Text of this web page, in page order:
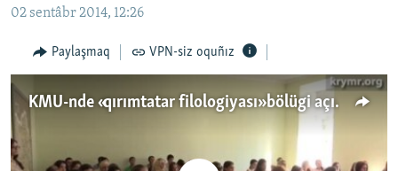
İNSAN AQLARI
VİDEO
BLOGLAR
FİKİR
02 sentâbr 2014, 12:26
Paylaşmaq VPN-siz oquñız
KMU-nde «qırımtatar filologiyası» bölügi açıldı